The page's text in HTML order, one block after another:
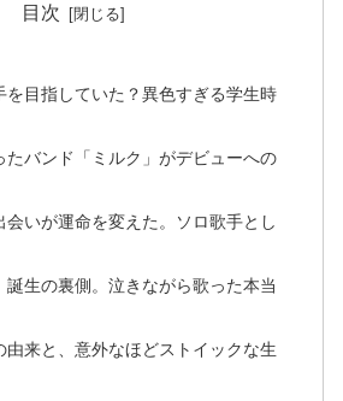
目次
を目指していた？異色すぎる学生時
たバンド「ミルク」がデビューへの
会いが運命を変えた。ソロ歌手とし
誕生の裏側。泣きながら歌った本当
由来と、意外なほどストイックな生